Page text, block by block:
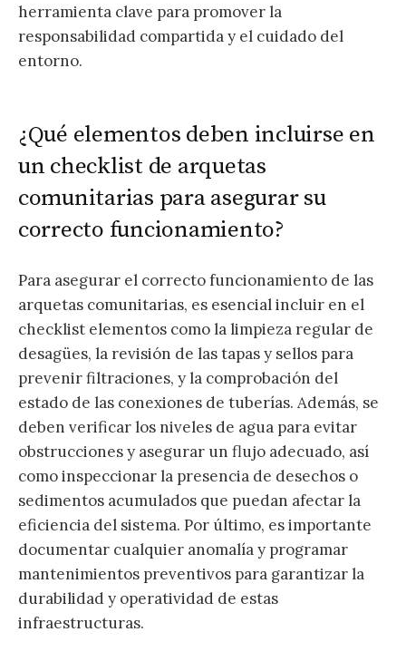
herramienta clave para promover la
responsabilidad compartida y el cuidado del
entorno.
¿Qué elementos deben incluirse en
un checklist de arquetas
comunitarias para asegurar su
correcto funcionamiento?
Para asegurar el correcto funcionamiento de las
arquetas comunitarias, es esencial incluir en el
checklist elementos como la limpieza regular de
desagües, la revisión de las tapas y sellos para
prevenir filtraciones, y la comprobación del
estado de las conexiones de tuberías. Además, se
deben verificar los niveles de agua para evitar
obstrucciones y asegurar un flujo adecuado, así
como inspeccionar la presencia de desechos o
sedimentos acumulados que puedan afectar la
eficiencia del sistema. Por último, es importante
documentar cualquier anomalía y programar
mantenimientos preventivos para garantizar la
durabilidad y operatividad de estas
infraestructuras.